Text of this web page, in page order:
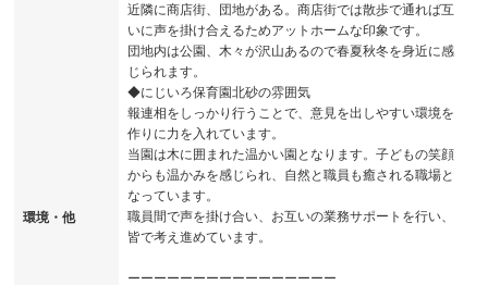
環境・他
近隣に商店街、団地がある。商店街では散歩で通れば互
いに声を掛け合えるためアットホームな印象です。
団地内は公園、木々が沢山あるので春夏秋冬を身近に感
じられます。
◆にじいろ保育園北砂の雰囲気
報連相をしっかり行うことで、意見を出しやすい環境を
作りに力を入れています。
当園は木に囲まれた温かい園となります。子どもの笑顔
からも温かみを感じられ、自然と職員も癒される職場と
なっています。
職員間で声を掛け合い、お互いの業務サポートを行い、
皆で考え進めています。
ーーーーーーーーーーーーーーーー